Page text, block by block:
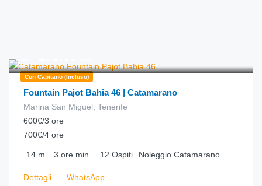
Con Capitano (incluso)
Fountain Pajot Bahia 46 | Catamarano
Marina San Miguel, Tenerife
600€/3 ore
700€/4 ore
14 m 3 ore min. 12 Ospiti Noleggio Catamarano
Dettagli WhatsApp